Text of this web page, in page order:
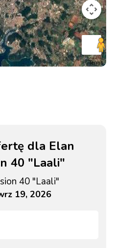
Terms
dla Elan
40 "Laali"
40 "Laali"
19, 2026